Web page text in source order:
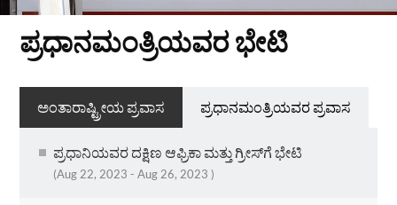
ಪ್ರಧಾನಮಂತ್ರಿಯವರ ಭೇಟಿ
ಅಂತಾರಾಷ್ಟ್ರೀಯ ಪ್ರವಾಸ ಪ್ರಧಾನಮಂತ್ರಿಯವರ ಪ್ರವಾಸ
ಪ್ರಧಾನಿಯವರ ದಕ್ಷಿಣ ಆಫ್ರಿಕಾ ಮತ್ತು ಗ್ರೀಸ್‌ಗೆ ಭೇಟಿ
(Aug 22, 2023 - Aug 26, 2023 )